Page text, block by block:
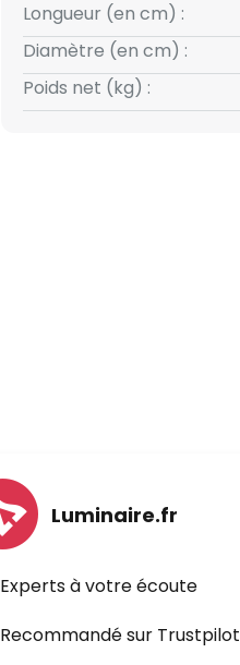
Longueur (en cm) :
Diamètre (en cm) :
Poids net (kg) :
Luminaire.fr
Experts à votre écoute
Recommandé sur Trustpilot